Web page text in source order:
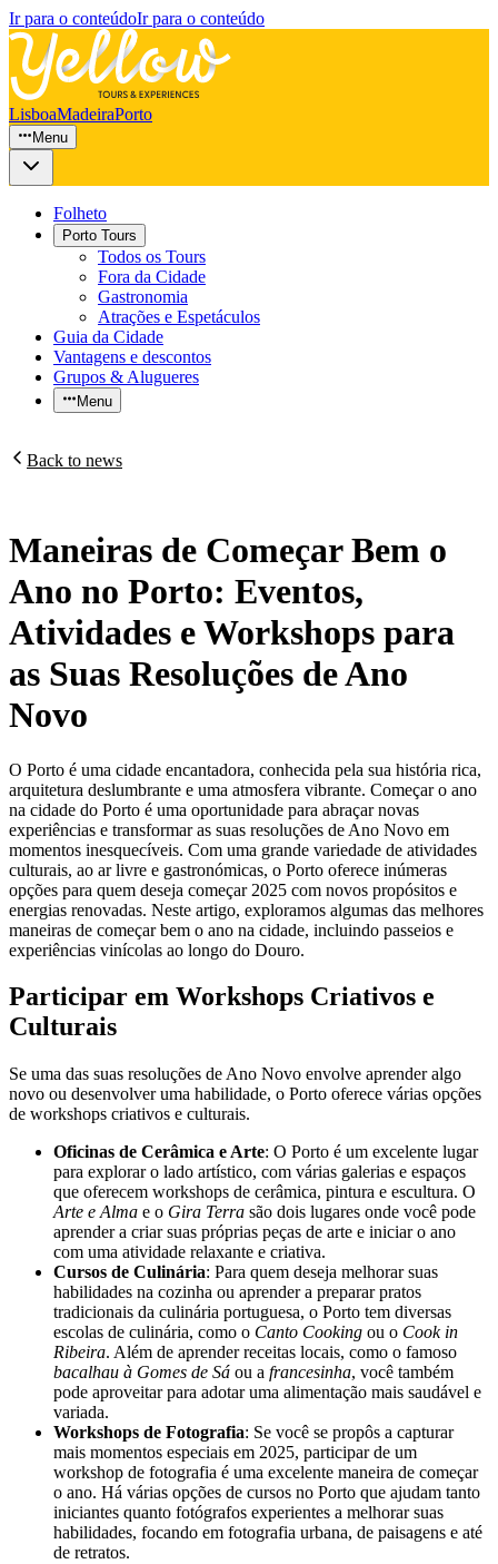
Ir para o conteúdoIr para o conteúdo
LisboaMadeiraPorto
Menu
Folheto
Porto Tours
Todos os Tours
Fora da Cidade
Gastronomia
Atrações e Espetáculos
Guia da Cidade
Vantagens e descontos
Grupos & Alugueres
Menu
Back to news
Maneiras de Começar Bem o
Ano no Porto: Eventos,
Atividades e Workshops para
as Suas Resoluções de Ano
Novo
O Porto é uma cidade encantadora, conhecida pela sua história rica,
arquitetura deslumbrante e uma atmosfera vibrante. Começar o ano
na cidade do Porto é uma oportunidade para abraçar novas
experiências e transformar as suas resoluções de Ano Novo em
momentos inesquecíveis. Com uma grande variedade de atividades
culturais, ao ar livre e gastronómicas, o Porto oferece inúmeras
opções para quem deseja começar 2025 com novos propósitos e
energias renovadas. Neste artigo, exploramos algumas das melhores
maneiras de começar bem o ano na cidade, incluindo passeios e
experiências vinícolas ao longo do Douro.
Participar em Workshops Criativos e
Culturais
Se uma das suas resoluções de Ano Novo envolve aprender algo
novo ou desenvolver uma habilidade, o Porto oferece várias opções
de workshops criativos e culturais.
Oficinas de Cerâmica e Arte: O Porto é um excelente lugar
para explorar o lado artístico, com várias galerias e espaços
que oferecem workshops de cerâmica, pintura e escultura. O
Arte e Alma e o Gira Terra são dois lugares onde você pode
aprender a criar suas próprias peças de arte e iniciar o ano
com uma atividade relaxante e criativa.
Cursos de Culinária: Para quem deseja melhorar suas
habilidades na cozinha ou aprender a preparar pratos
tradicionais da culinária portuguesa, o Porto tem diversas
escolas de culinária, como o Canto Cooking ou o Cook in
Ribeira. Além de aprender receitas locais, como o famoso
bacalhau à Gomes de Sá ou a francesinha, você também
pode aproveitar para adotar uma alimentação mais saudável e
variada.
Workshops de Fotografia: Se você se propôs a capturar
mais momentos especiais em 2025, participar de um
workshop de fotografia é uma excelente maneira de começar
o ano. Há várias opções de cursos no Porto que ajudam tanto
iniciantes quanto fotógrafos experientes a melhorar suas
habilidades, focando em fotografia urbana, de paisagens e até
de retratos.